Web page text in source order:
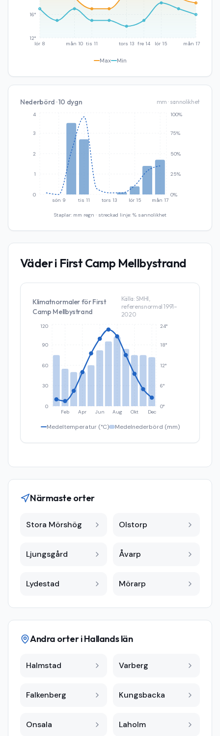
lör 8 mån 10 tis 11 tors 13 fre 14 lör 15 mån 17
12°
16°
Max Min
Nederbörd · 10 dygn mm · sannolikhet
sön 9 tis 11 tors 13 lör 15 mån 17
0
1
2
3
4
0%
25%
50%
75%
100%
Staplar: mm regn · streckad linje: % sannolikhet
Väder i First Camp Mellbystrand
Klimatnormaler förFirst
Camp Mellbystrand
Källa: SMHI,
referensnormal 1991–
2020
Feb Apr Jun Aug Okt Dec
0
30
60
90
120
0°
6°
12°
18°
24°
Medeltemperatur (°C) Medelnederbörd (mm)
Närmaste orter
Stora Mörshög Olstorp
Ljungsgård Åvarp
Lydestad Mörarp
Andra orter iHallands län
Halmstad Varberg
Falkenberg Kungsbacka
Onsala Laholm